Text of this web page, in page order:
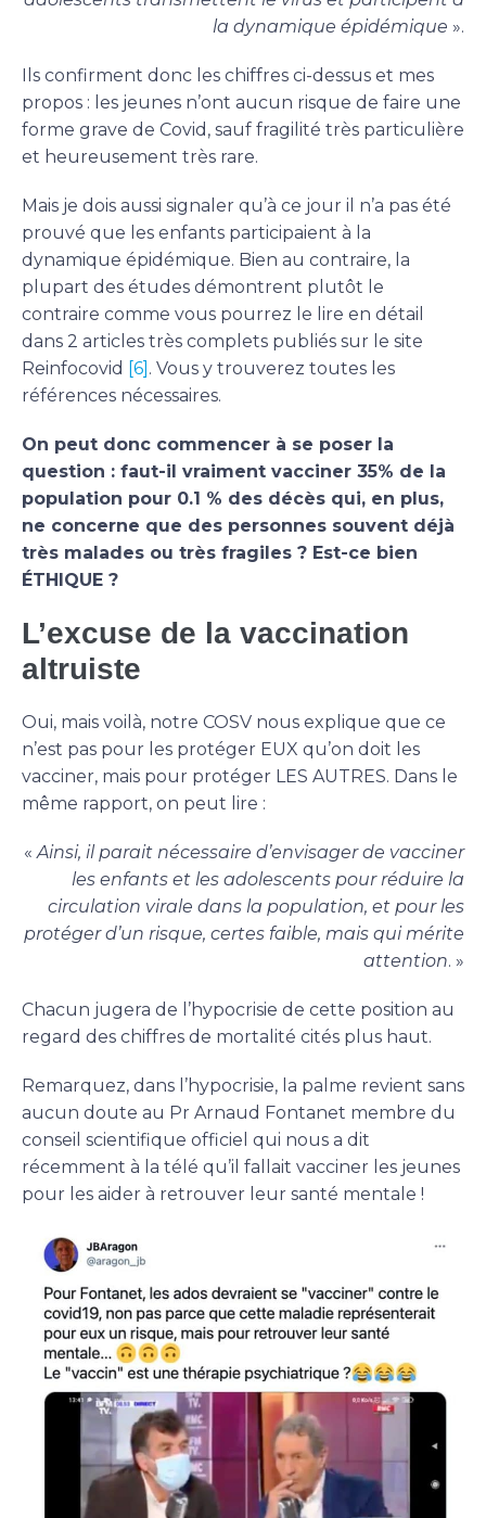
la dynamique épidémique ».
Ils confirment donc les chiffres ci-dessus et mes
propos : les jeunes n’ont aucun risque de faire une
forme grave de Covid, sauf fragilité très particulière
et heureusement très rare.
Mais je dois aussi signaler qu’à ce jour il n’a pas été
prouvé que les enfants participaient à la
dynamique épidémique. Bien au contraire, la
plupart des études démontrent plutôt le
contraire comme vous pourrez le lire en détail
dans 2 articles très complets publiés sur le site
Reinfocovid
[6] . Vous y trouverez toutes les
références nécessaires.
On peut donc commencer à se poser la
question : faut-il vraiment vacciner 35% de la
population pour 0.1 % des décès qui, en plus,
ne concerne que des personnes souvent déjà
très malades ou très fragiles ? Est-ce bien
ÉTHIQUE ?
L’excuse de la vaccination
altruiste
Oui, mais voilà, notre COSV nous explique que ce
n’est pas pour les protéger EUX qu’on doit les
vacciner, mais pour protéger LES AUTRES. Dans le
même rapport, on peut lire :
«Ainsi, il parait nécessaire d’envisager de vacciner
les enfants et les adolescents pour réduire la
circulation virale dans la population, et pour les
protéger d’un risque, certes faible, mais qui mérite
attention. »
Chacun jugera de l’hypocrisie de cette position au
regard des chiffres de mortalité cités plus haut.
Remarquez, dans l’hypocrisie, la palme revient sans
aucun doute au Pr Arnaud Fontanet membre du
conseil scientifique officiel qui nous a dit
récemment à la télé qu’il fallait vacciner les jeunes
pour les aider à retrouver leur santé mentale !